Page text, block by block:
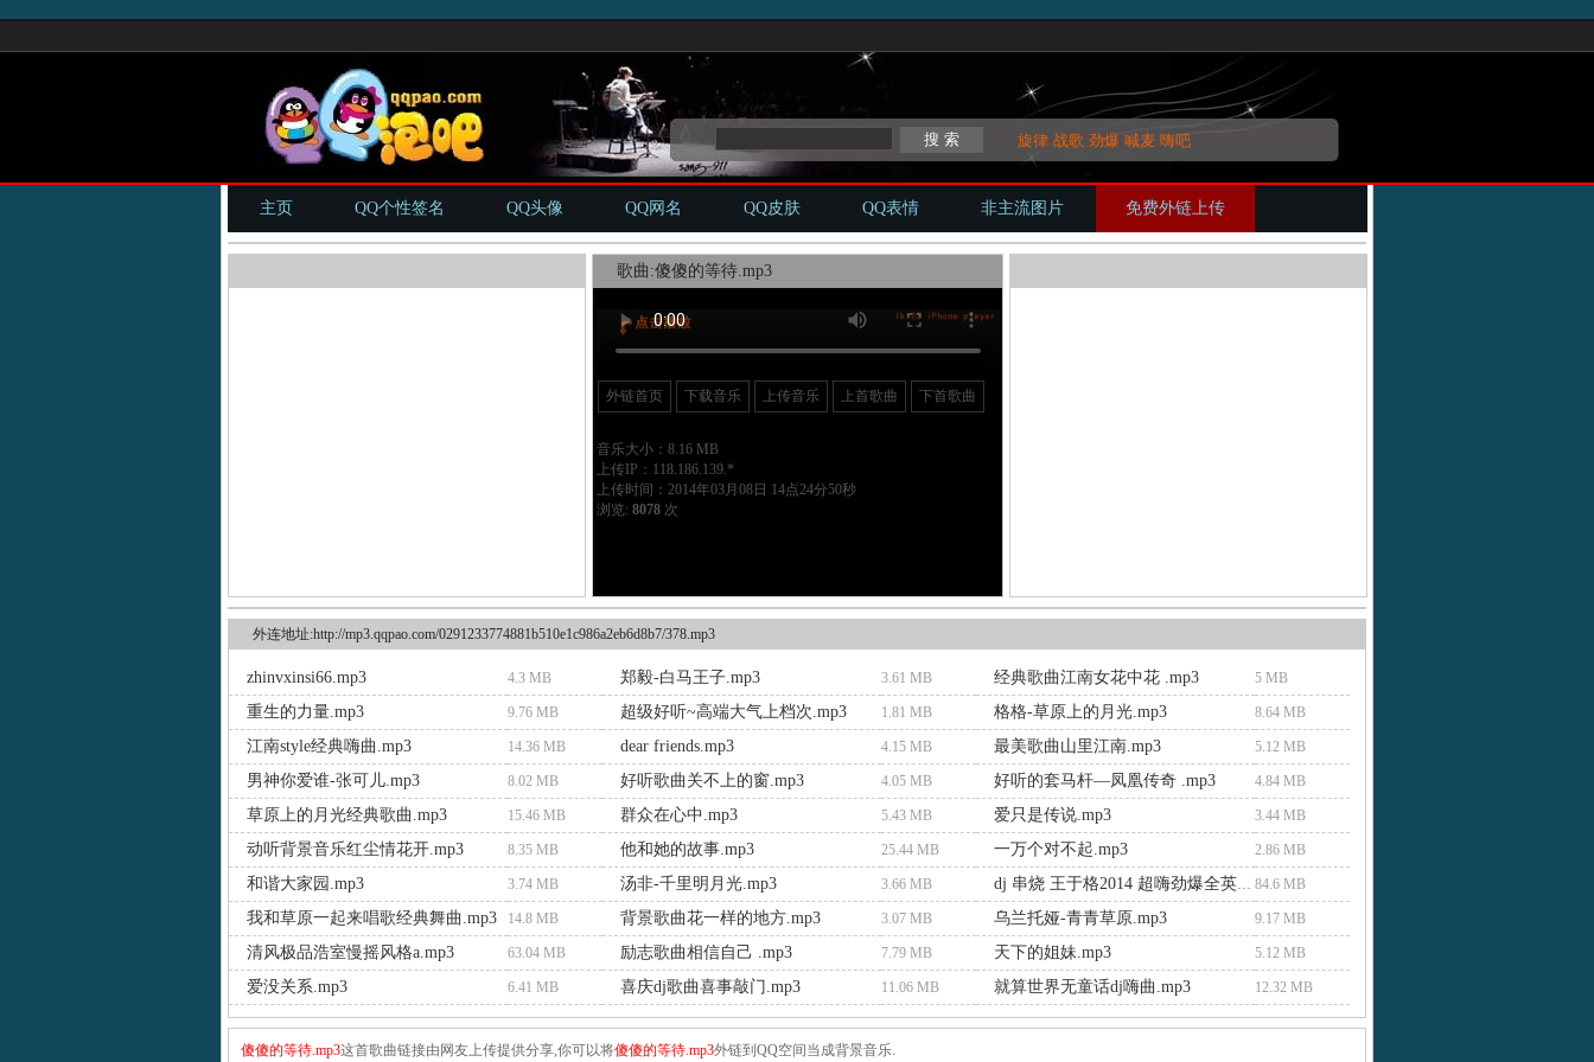
旋律 战歌 劲爆 喊麦 嗨吧
主页 QQ个性签名 QQ头像 QQ网名 QQ皮肤 QQ表情 非主流图片 免费外链上传
歌曲:傻傻的等待.mp3
外链首页 下载音乐 上传音乐 上首歌曲 下首歌曲
音乐大小：8.16 MB
上传IP：118.186.139.*
上传时间：2014年03月08日 14点24分50秒
浏览: 8078次
外连地址:http://mp3.qqpao.com/0291233774881b510e1c986a2eb6d8b7/378.mp3
zhinvxinsi66.mp3 4.3 MB 郑毅-白马王子.mp3 3.61 MB 经典歌曲江南女花中花 .mp3 5 MB
重生的力量.mp3 9.76 MB 超级好听~高端大气上档次.mp3 1.81 MB 格格-草原上的月光.mp3 8.64 MB
江南style经典嗨曲.mp3 14.36 MB dear friends.mp3 4.15 MB 最美歌曲山里江南.mp3 5.12 MB
男神你爱谁-张可儿.mp3 8.02 MB 好听歌曲关不上的窗.mp3 4.05 MB 好听的套马杆—凤凰传奇 .mp3 4.84 MB
草原上的月光经典歌曲.mp3 15.46 MB 群众在心中.mp3 5.43 MB 爱只是传说.mp3 3.44 MB
动听背景音乐红尘情花开.mp3 8.35 MB 他和她的故事.mp3 25.44 MB 一万个对不起.mp3 2.86 MB
和谐大家园.mp3 3.74 MB 汤非-千里明月光.mp3 3.66 MB dj 串烧 王于格2014 超嗨劲爆全英文疯狂 dj.mp3 84.6 MB
我和草原一起来唱歌经典舞曲.mp3 14.8 MB 背景歌曲花一样的地方.mp3 3.07 MB 乌兰托娅-青青草原.mp3 9.17 MB
清风极品浩室慢摇风格a.mp3 63.04 MB 励志歌曲相信自己 .mp3 7.79 MB 天下的姐妹.mp3 5.12 MB
爱没关系.mp3 6.41 MB 喜庆dj歌曲喜事敲门.mp3 11.06 MB 就算世界无童话dj嗨曲.mp3 12.32 MB
傻傻的等待.mp3这首歌曲链接由网友上传提供分享,你可以将傻傻的等待.mp3外链到QQ空间当成背景音乐.